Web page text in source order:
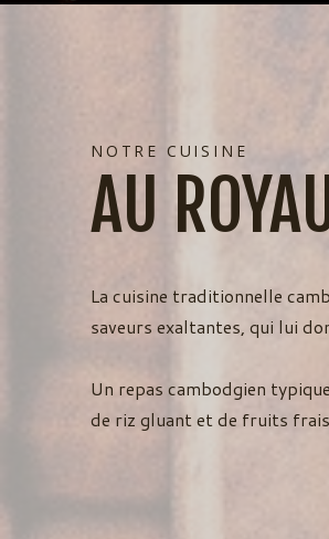
NOTRE CUISINE
AU
La cuisine traditionnelle
saveurs exaltantes, qui lui
Un repas cambodgien
de riz gluant et de fruits